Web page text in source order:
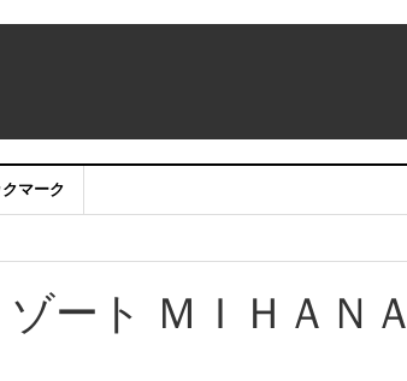
マーク
ート ＭＩＨＡＮＡ